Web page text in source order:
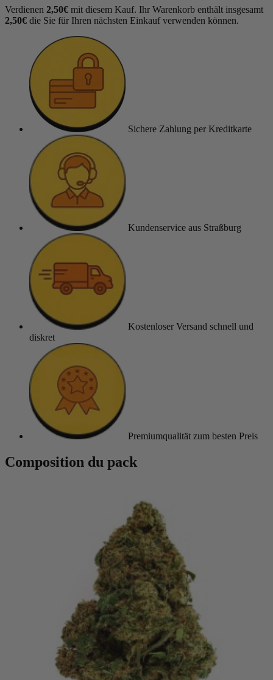
Verdienen 2,50€ mit diesem Kauf. Ihr Warenkorb enthält insgesamt
2,50€ die Sie für Ihren nächsten Einkauf verwenden können.
Sichere Zahlung per Kreditkarte
Kundenservice aus Straßburg
Kostenloser Versand schnell und
diskret
Premiumqualität zum besten Preis
Composition du pack